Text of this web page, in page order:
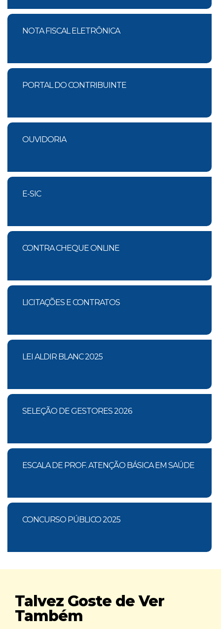
NOTA FISCAL ELETRÔNICA
PORTAL DO CONTRIBUINTE
OUVIDORIA
E-SIC
CONTRA CHEQUE ONLINE
LICITAÇÕES E CONTRATOS
LEI ALDIR BLANC 2025
SELEÇÃO DE GESTORES 2026
ESCALA DE PROF. ATENÇÃO BÁSICA EM SAÚDE
CONCURSO PÚBLICO 2025
Talvez Goste de Ver
Também